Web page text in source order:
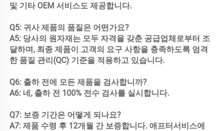
및 기타 OEM 서비스도 제공합니다.
Q5: 귀사 제품의 품질은 어떤가요?
A5: 당사의 원자재는 모두 자격을 갖춘 공급업체로부터 조
달하며, 최종 제품이 고객의 요구 사항을 충족하도록 엄격
한 품질 관리(QC) 기준을 적용하고 있습니다.
Q6: 출하 전에 모든 제품을 검사합니까?
A6: 네, 출하 전 100% 전수 검사를 실시합니다.
Q7: 보증 기간은 어떻게 되나요?
A7: 제품 수령 후 12개월 간 보증합니다. 애프터서비스에